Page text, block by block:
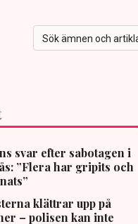
svar efter sabotagen i
”Flera har gripits och
klättrar upp på
– polisen kan inte